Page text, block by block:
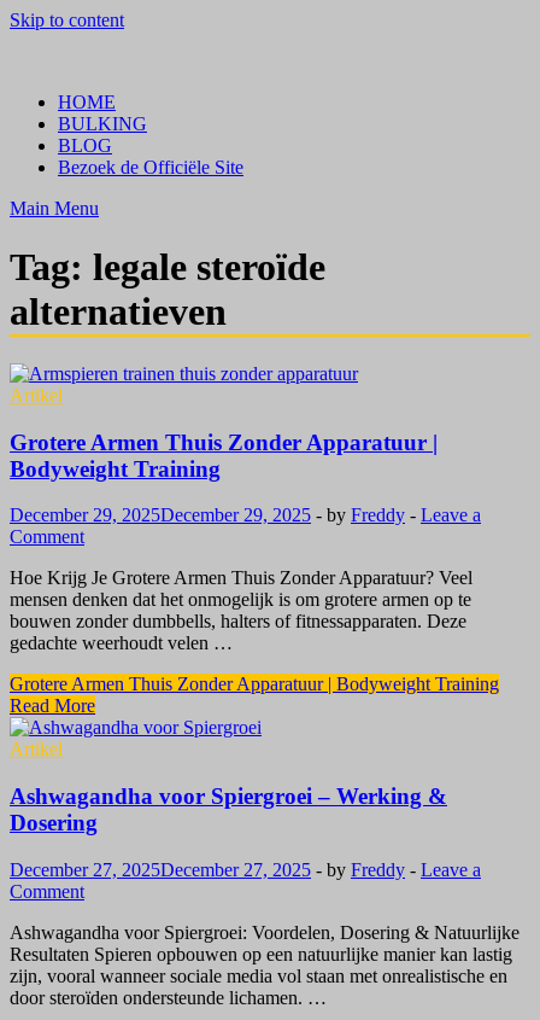
Skip to content
HOME
BULKING
BLOG
Bezoek de Officiële Site
Main Menu
Tag: legale steroïde
alternatieven
Artikel
Grotere Armen Thuis Zonder Apparatuur |
Bodyweight Training
December 29, 2025December 29, 2025 - by Freddy - Leave a
Comment
Hoe Krijg Je Grotere Armen Thuis Zonder Apparatuur? Veel
mensen denken dat het onmogelijk is om grotere armen op te
bouwen zonder dumbbells, halters of fitnessapparaten. Deze
gedachte weerhoudt velen …
Grotere Armen Thuis Zonder Apparatuur | Bodyweight Training
Read More
Artikel
Ashwagandha voor Spiergroei – Werking &
Dosering
December 27, 2025December 27, 2025 - by Freddy - Leave a
Comment
Ashwagandha voor Spiergroei: Voordelen, Dosering & Natuurlijke
Resultaten Spieren opbouwen op een natuurlijke manier kan lastig
zijn, vooral wanneer sociale media vol staan met onrealistische en
door steroïden ondersteunde lichamen. …